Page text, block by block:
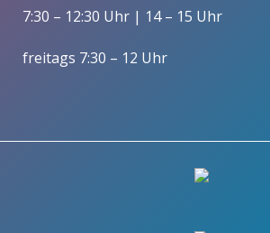
7:30 – 12:30 Uhr | 14 – 15 Uhr
freitags 7:30 – 12 Uhr